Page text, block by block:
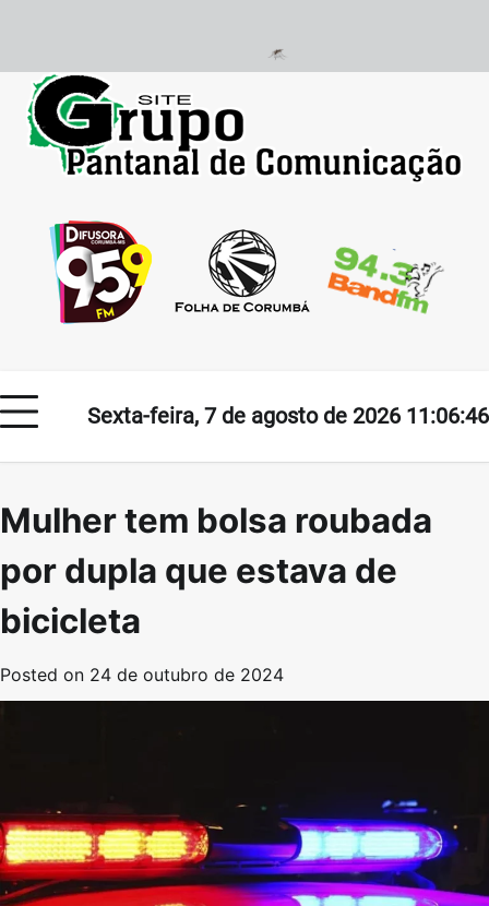
content
Sexta-feira, 7 de agosto de 2026 11:06:46
Mulher tem bolsa roubada
por dupla que estava de
bicicleta
Posted on 24 de outubro de 2024